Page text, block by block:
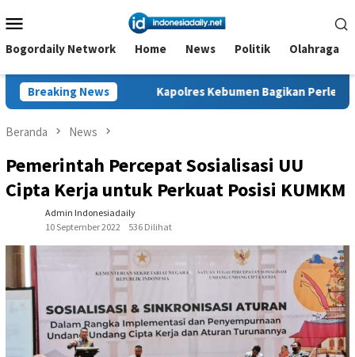
ke
kontenMobile
Bogordaily Network Home News Politik Olahraga
Breaking NewsKapolres Kebumen Bagikan Perlengkapan
Beranda News
Pemerintah Percepat Sosialisasi UU
Cipta Kerja untuk Perkuat Posisi KUMKM
Admin Indonesiadaily
10 September 2022
536 Dilihat